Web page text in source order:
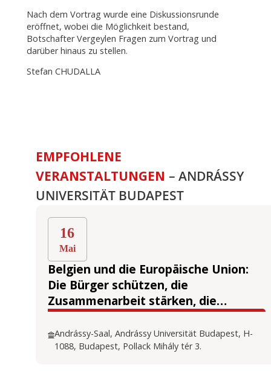
Nach dem Vortrag wurde eine Diskussionsrunde
eröffnet, wobei die Möglichkeit bestand,
Botschafter Vergeylen Fragen zum Vortrag und
darüber hinaus zu stellen.
Stefan CHUDALLA
EMPFOHLENE
VERANSTALTUNGEN – ANDRÁSSY
UNIVERSITÄT BUDAPEST
16
Mai
Belgien und die Europäische Union:
Die Bürger schützen, die
Zusammenarbeit stärken, die
Zukunft vorbereiten
Andrássy-Saal, Andrássy Universität Budapest, H-
1088, Budapest, Pollack Mihály tér 3.